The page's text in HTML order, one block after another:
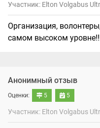
Участник: Elton Volgabus
Организация,
самом высоком
Анонимный отзыв
Оценки: 5 5
Участник: Elton Volgabus